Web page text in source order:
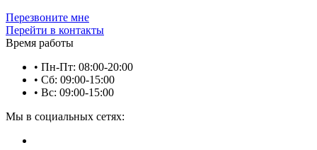
Перезвоните мне
Перейти в контакты
Время работы
• Пн-Пт: 08:00-20:00
• Сб: 09:00-15:00
• Вс: 09:00-15:00
Мы в социальных сетях: